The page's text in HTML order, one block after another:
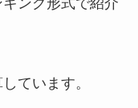
ング形式で紹介
ています。